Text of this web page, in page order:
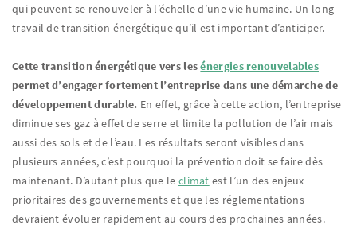
qui peuvent se renouveler à l’échelle d’une vie humaine. Un long
travail de transition énergétique qu’il est important d’anticiper.
Cette transition énergétique vers lesénergies renouvelables
permet d’engager fortement l’entreprise dans une démarche de
développement durable. En effet, grâce à cette action, l’entreprise
diminue ses gaz à effet de serre et limite la pollution de l’air mais
aussi des sols et de l’eau. Les résultats seront visibles dans
plusieurs années, c’est pourquoi la prévention doit se faire dès
maintenant. D’autant plus que le climat est l’un des enjeux
prioritaires des gouvernements et que les réglementations
devraient évoluer rapidement au cours des prochaines années.